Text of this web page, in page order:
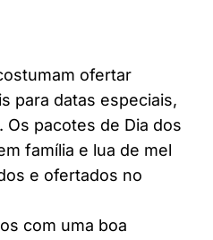
ofertar
para datas especiais,
Os pacotes de Dia dos
família e lua de mel
e ofertados no
com uma boa